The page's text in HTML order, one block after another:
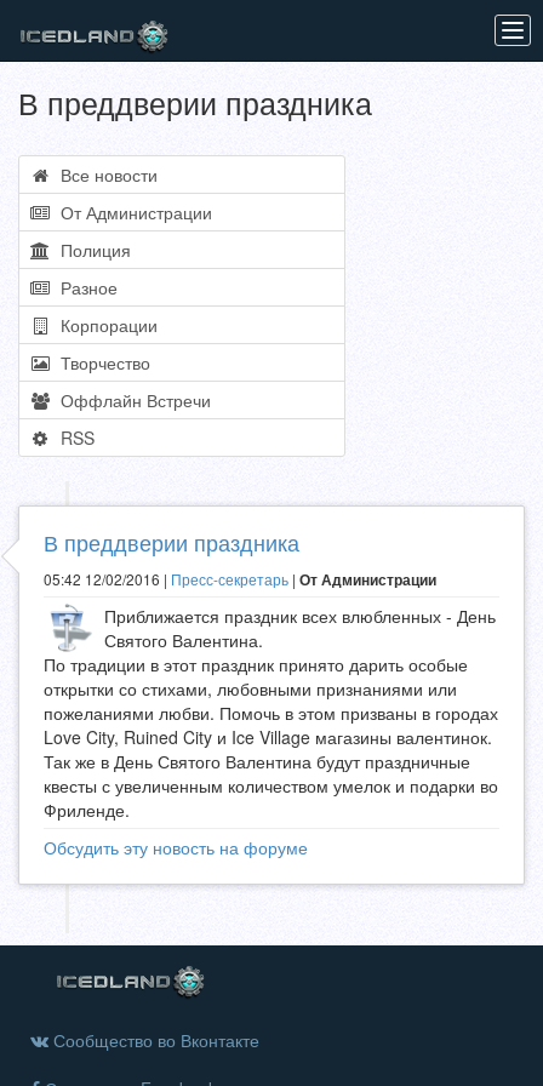
В преддверии праздника
Все новости
От Администрации
Полиция
Разное
Корпорации
Творчество
Оффлайн Встречи
RSS
В преддверии праздника
05:42 12/02/2016 | Пресс-секретарь | От Администрации
Приближается праздник всех влюбленных - День
Святого Валентина.
По традиции в этот праздник принято дарить особые
открытки со стихами, любовными признаниями или
пожеланиями любви. Помочь в этом призваны в городах
Love City, Ruined City и Ice Village магазины валентинок.
Так же в День Святого Валентина будут праздничные
квесты с увеличенным количеством умелок и подарки во
Фриленде.
Обсудить эту новость на форуме
Сообщество во Вконтакте